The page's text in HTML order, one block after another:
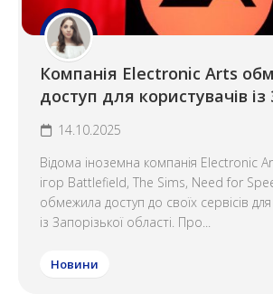
Компанія Electronic Arts
доступ для користувачів
14.10.2025
Відома іноземна компанія Electronic
ігор Battlefield, The Sims, Need for
обмежила доступ до своїх сервісів
із Запорізької області. Про...
Новини